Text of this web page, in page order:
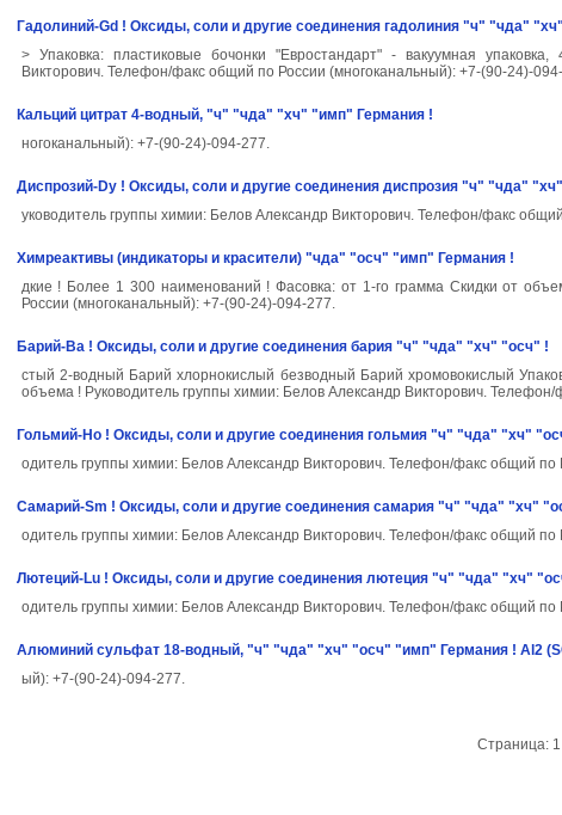
Гадолиний-Gd ! Оксиды, соли и другие соединения гадолиния "ч" "чда"
> Упаковка: пластиковые бочонки "Евростандарт" - вакуумная
Викторович. Телефон/факс общий по России (многоканальный): +7-(90-24)-
Кальций цитрат 4-водный, "ч" "чда" "хч" "имп" Германия !
ногоканальный): +7-(90-24)-094-277.
Диспрозий-Dy ! Оксиды, соли и другие соединения диспрозия "ч" "чда"
уководитель группы химии: Белов Александр Викторович. Телефон/факс
Химреактивы (индикаторы и красители) "чда" "осч" "имп" Германия !
дкие ! Более 1 300 наименований ! Фасовка: от 1-го грамма Скидки от
России (многоканальный): +7-(90-24)-094-277.
Барий-Ba ! Оксиды, соли и другие соединения бария "ч" "чда" "хч" "осч" !
стый 2-водный Барий хлорнокислый безводный Барий хромовокислый
объема ! Руководитель группы химии: Белов Александр Викторович.
Гольмий-Ho ! Оксиды, соли и другие соединения гольмия "ч" "чда" "хч"
одитель группы химии: Белов Александр Викторович. Телефон/факс общий
Самарий-Sm ! Оксиды, соли и другие соединения самария "ч" "чда" "хч"
одитель группы химии: Белов Александр Викторович. Телефон/факс общий
Лютеций-Lu ! Оксиды, соли и другие соединения лютеция "ч" "чда" "хч"
одитель группы химии: Белов Александр Викторович. Телефон/факс общий
Алюминий сульфат 18-водный, "ч" "чда" "хч" "осч" "имп" Германия ! Al2
ый): +7-(90-24)-094-277.
Страница: 1